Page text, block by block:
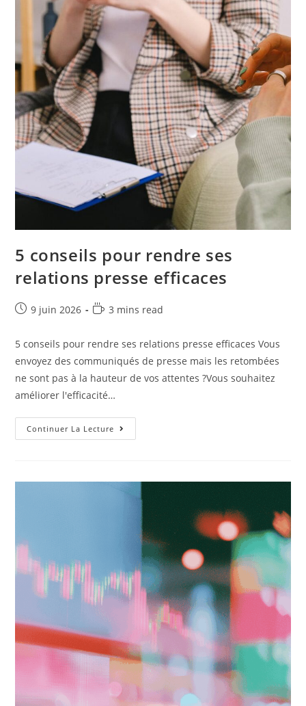
5 conseils pour rendre ses
relations presse efficaces
9 juin 2026 3 mins read
5 conseils pour rendre ses relations presse efficaces Vous
envoyez des communiqués de presse mais les retombées
ne sont pas à la hauteur de vos attentes ?Vous souhaitez
améliorer l'efficacité…
Continuer La Lecture